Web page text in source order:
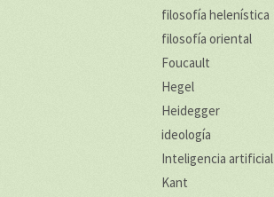
filosofía helenística
filosofía oriental
Foucault
Hegel
Heidegger
ideología
Inteligencia artificial
Kant